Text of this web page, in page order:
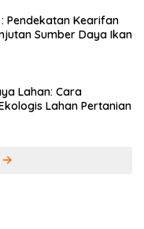
Pendekatan Kearifan
Sumber Daya Ikan
Lahan: Cara
Lahan Pertanian